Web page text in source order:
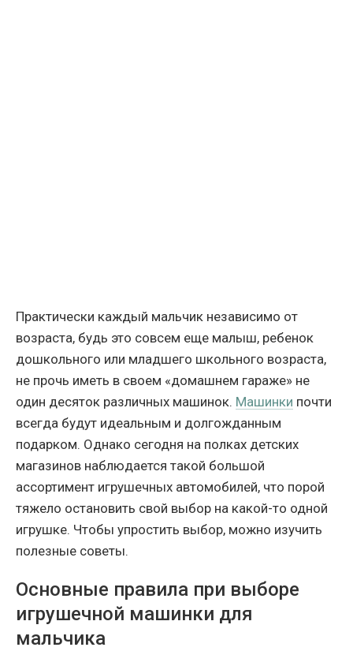
Практически каждый мальчик независимо от
возраста, будь это совсем еще малыш, ребенок
дошкольного или младшего школьного возраста,
не прочь иметь в своем «домашнем гараже» не
один десяток различных машинок. Машинки почти
всегда будут идеальным и долгожданным
подарком. Однако сегодня на полках детских
магазинов наблюдается такой большой
ассортимент игрушечных автомобилей, что порой
тяжело остановить свой выбор на какой-то одной
игрушке. Чтобы упростить выбор, можно изучить
полезные советы.
Основные правила при выборе
игрушечной машинки для
мальчика